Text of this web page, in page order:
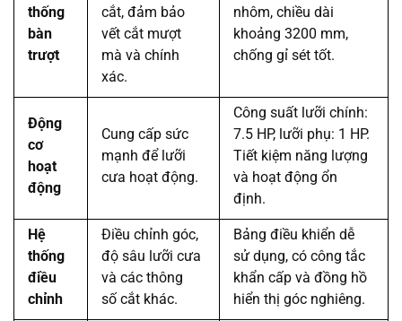
thống
bàn
trượt
cắt, đảm bảo
vết cắt mượt
mà và chính
xác.
nhôm, chiều dài
khoảng 3200 mm,
chống gỉ sét tốt.
Động
cơ
hoạt
động
Cung cấp sức
mạnh để lưỡi
cưa hoạt động.
Công suất lưỡi chính:
7.5 HP, lưỡi phụ: 1 HP.
Tiết kiệm năng lượng
và hoạt động ổn
định.
Hệ
thống
điều
chỉnh
Điều chỉnh góc,
độ sâu lưỡi cưa
và các thông
số cắt khác.
Bảng điều khiển dễ
sử dụng, có công tắc
khẩn cấp và đồng hồ
hiển thị góc nghiêng.